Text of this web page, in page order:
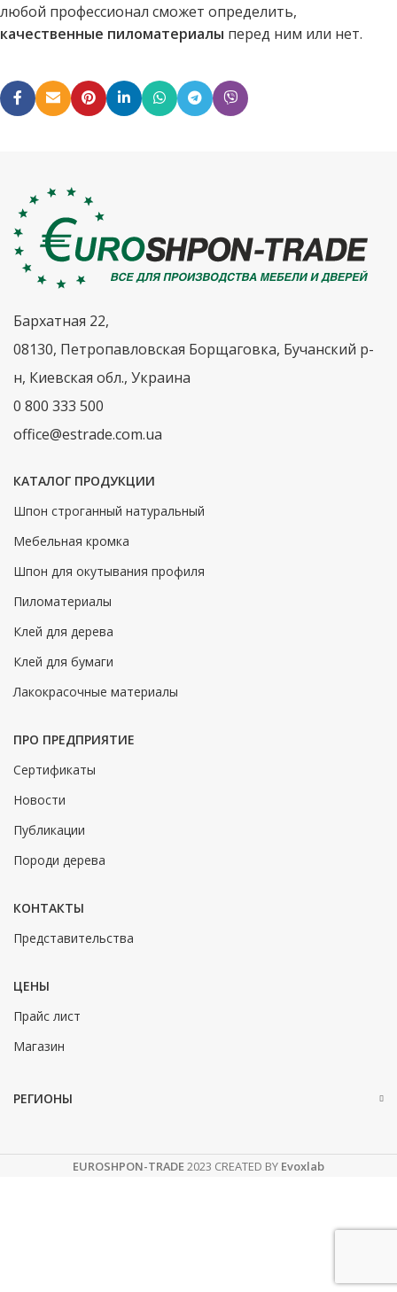
любой профессионал сможет определить,
качественные пиломатериалы перед ним или нет.
Бархатная 22,
08130, Петропавловская Борщаговка, Бучанский р-
н, Киевская обл., Украина
0 800 333 500
office@estrade.com.ua
КАТАЛОГ ПРОДУКЦИИ
Шпон строганный натуральный
Мебельная кромка
Шпон для окутывания профиля
Пиломатериалы
Клей для дерева
Клей для бумаги
Лакокрасочные материалы
ПРО ПРЕДПРИЯТИЕ
Сертификаты
Новости
Публикации
Породи дерева
КОНТАКТЫ
Представительства
ЦЕНЫ
Прайс лист
Магазин
РЕГИОНЫ
EUROSHPON-TRADE2023 CREATED BY Evoxlab